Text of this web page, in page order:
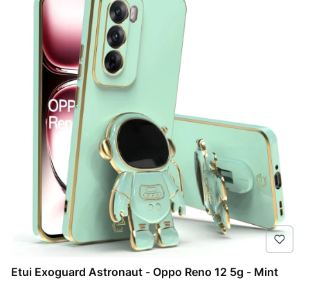
Etui Exoguard Astronaut - Oppo Reno 12 5g - Mint